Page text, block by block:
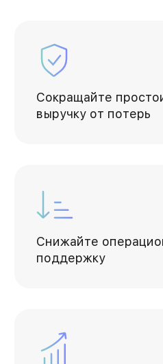
Сокращайте
выручку от потерь
Снижайте
поддержку